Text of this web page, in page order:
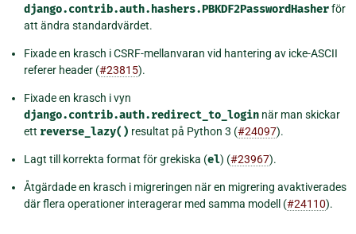
django.contrib.auth.hashers.PBKDF2PasswordHasherför
att ändra standardvärdet.
Fixade en krasch i CSRF-mellanvaran vid hantering av icke-ASCII
referer header (#23815).
Fixade en krasch i vyn
django.contrib.auth.redirect_to_login när man skickar
ett reverse_lazy() resultat på Python 3 (#24097).
Lagt till korrekta format för grekiska (el) (#23967).
Åtgärdade en krasch i migreringen när en migrering avaktiverades
där flera operationer interagerar med samma modell (#24110).